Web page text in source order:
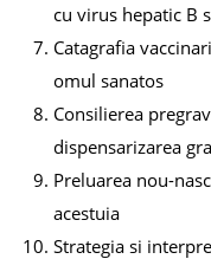
cu virus hepatic B
Catagrafia
omul sanatos
Consilierea
dispensarizarea
Preluarea nou-
acestuia
Strategia si